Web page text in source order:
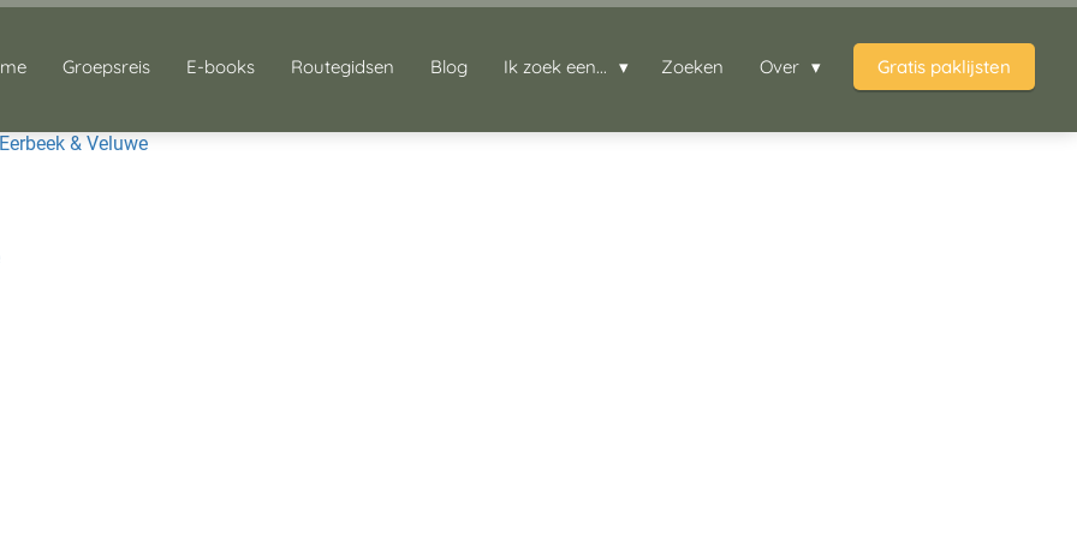
Groepsreis E-books Routegidsen Blog Ik zoek een... Zoeken Over Gratis paklijsten
& Veluwe